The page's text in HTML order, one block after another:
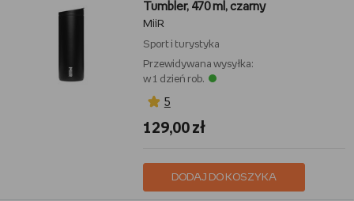
Tumbler, 470 ml, czarny
MiiR
Sport i turystyka
Przewidywana wysyłka:
w 1 dzień rob.
5
129,00 zł
DODAJ DO KOSZYKA